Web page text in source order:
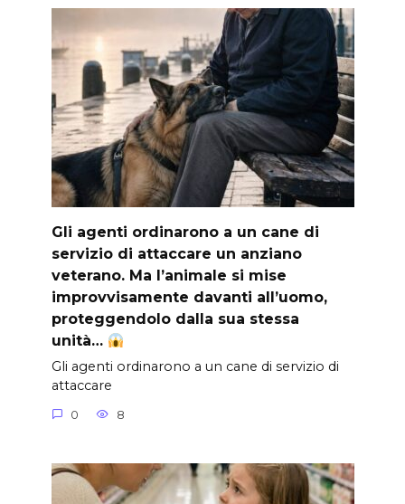
Gli agenti ordinarono a un cane di
servizio di attaccare un anziano
veterano. Ma l’animale si mise
improvvisamente davanti all’uomo,
proteggendolo dalla sua stessa
unità…
Gli agenti ordinarono a un cane di servizio di
attaccare
0 8